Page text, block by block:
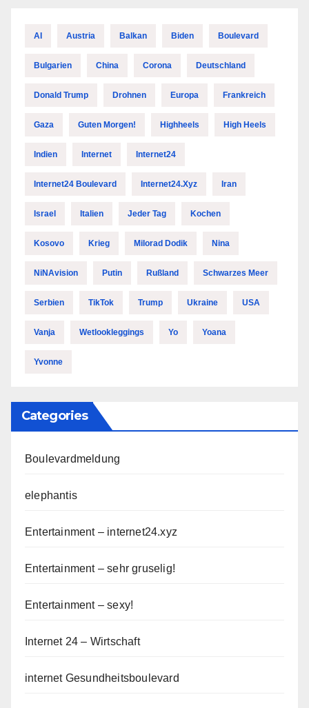
AI Austria Balkan Biden Boulevard
Bulgarien China Corona Deutschland
Donald Trump Drohnen Europa Frankreich
Gaza Guten Morgen! Highheels High Heels
Indien Internet Internet24
Internet24 Boulevard Internet24.xyz Iran
Israel Italien Jeder Tag Kochen
Kosovo Krieg Milorad Dodik Nina
NiNAvision Putin Rußland Schwarzes Meer
Serbien TikTok Trump Ukraine USA
Vanja Wetlookleggings Yo Yoana
Yvonne
Categories
Boulevardmeldung
elephantis
Entertainment – internet24.xyz
Entertainment – sehr gruselig!
Entertainment – sexy!
Internet 24 – Wirtschaft
internet Gesundheitsboulevard